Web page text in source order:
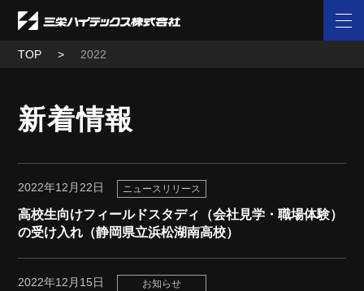
TOP 2022
新着情報
2022年12月22日 ニュースリリース
高校生向けフィールドスタディ（会社見学・職場体験）
の受け入れ（静岡県立浜松湖南高校）
2022年12月15日 お知らせ